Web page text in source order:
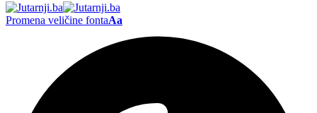
Promena veličine fontaAa